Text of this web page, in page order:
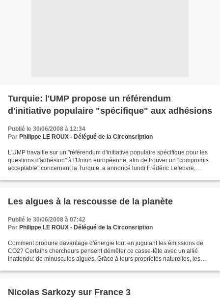
Turquie: l'UMP propose un référendum
d'initiative populaire "spécifique" aux adhésions
Publié le 30/06/2008 à 12:34
Par Philippe LE ROUX - Délégué de la Circonsription
L'UMP travaille sur un "référendum d'initiative populaire spécifique pour les
questions d'adhésion" à l'Union européenne, afin de trouver un "compromis
acceptable" concernant la Turquie, a annoncé lundi Frédéric Lefebvre,
Les algues à la rescousse de la planète
Publié le 30/06/2008 à 07:42
Par Philippe LE ROUX - Délégué de la Circonsription
Comment produire davantage d'énergie tout en jugulant les émissions de
CO2? Certains chercheurs pensent démêler ce casse-tête avec un allié
inattendu: de minuscules algues. Grâce à leurs propriétés naturelles, les
Nicolas Sarkozy sur France 3